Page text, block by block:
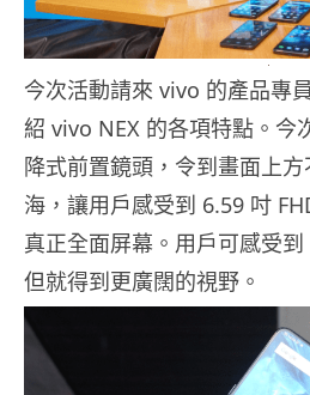
今次活動請來 vivo 的產品專
紹 vivo NEX 的各項特點。今
降式前置鏡頭，令到畫面上
海，讓用戶感受到 6.59 吋
真正全面屏幕。用戶可感受到
但就得到更廣闊的視野。